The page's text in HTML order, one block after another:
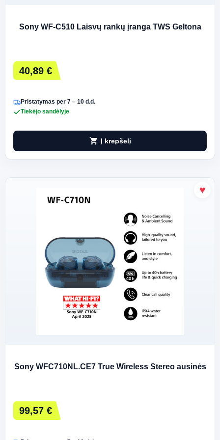
Sony WF-C510 Laisvų rankų įranga TWS Geltona
40,89 €
Pristatymas per 7 – 10 d.d.
Tiekėjo sandėlyje
shopping_cart Į krepšelį
Sony WFC710NL.CE7 True Wireless Stereo ausinės
99,57 €